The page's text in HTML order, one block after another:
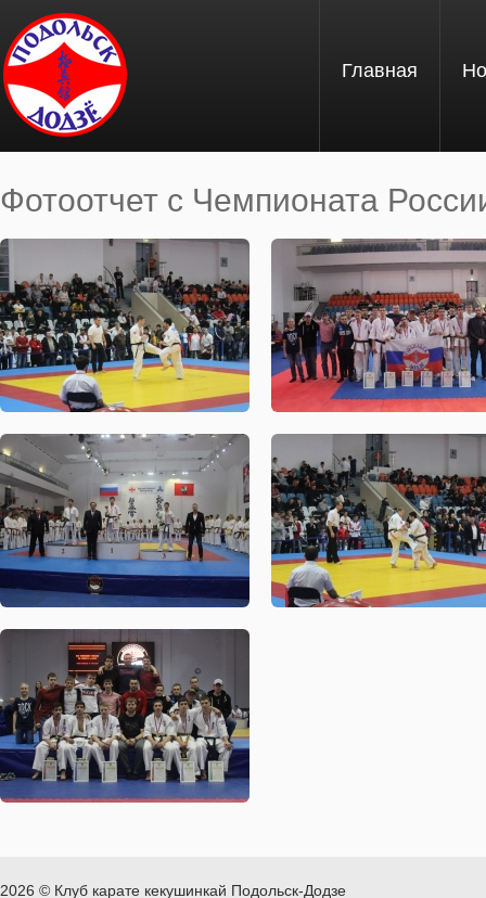
Перейти к основному содержанию
Главная
Фотоотчет с Чемпионата
Вы здесь
2026 © Клуб карате кекушинкай Подольск-Додзе